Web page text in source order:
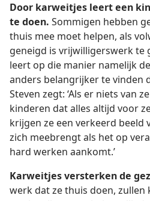
Door karweitjes leert een
te doen. Sommigen hebben
thuis mee moet helpen, als
geneigd is vrijwilligerswerk te
leert op die manier namelijk
anders belangrijker te vinden
Steven zegt: ‘Als er niets van
kinderen dat alles altijd voor
krijgen ze een verkeerd beeld
zich meebrengt als het op
hard werken aankomt.’
Karweitjes versterken de
werk dat ze thuis doen,